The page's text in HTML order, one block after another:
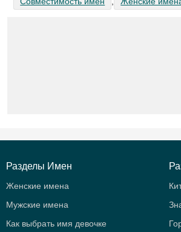
Разделы Имен
Женские имена
Мужские имена
Как выбрать имя девочке